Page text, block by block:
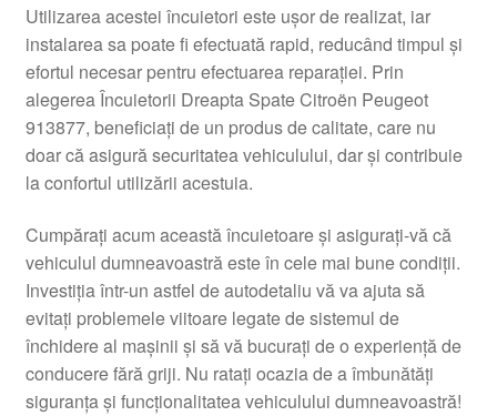
Livrare în toată lumea
Plângere
Plățile
Politică de confidențialitate
Procedura de reclamație
Termeni si conditii
Utilizarea acestei încuietori este ușor de realizat, iar
instalarea sa poate fi efectuată rapid, reducând timpul și
efortul necesar pentru efectuarea reparației. Prin
alegerea Încuietorii Dreapta Spate Citroën Peugeot
913877, beneficiați de un produs de calitate, care nu
doar că asigură securitatea vehiculului, dar și contribuie
la confortul utilizării acestuia.
Cumpărați acum această încuietoare și asigurați-vă că
vehiculul dumneavoastră este în cele mai bune condiții.
Investiția într-un astfel de autodetaliu vă va ajuta să
evitați problemele viitoare legate de sistemul de
închidere al mașinii și să vă bucurați de o experiență de
conducere fără griji. Nu ratați ocazia de a îmbunătăți
siguranța și funcționalitatea vehiculului dumneavoastră!